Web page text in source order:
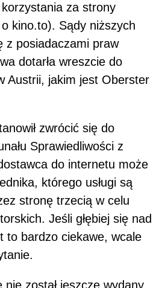
za strony
kino.to). Sądy niższych
z posiadaczami praw
dotarła wreszcie do
Austrii, jakim jest Oberster
zwrócić się do
Sprawiedliwości z
do internetu może
którego usługi są
stronę trzecią w celu
Jeśli głębiej się nad
to bardzo ciekawe, wcale
został jeszcze wydany,